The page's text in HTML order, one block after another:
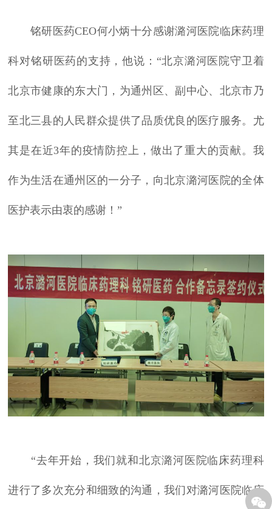
铭研医药CEO何小炳十分感谢潞河医院临床药理
科对铭研医药的支持，他说：“北京潞河医院守卫着
北京市健康的东大门，为通州区、副中心、北京市乃
至北三县的人民群众提供了品质优良的医疗服务。尤
其是在近3年的疫情防控上，做出了重大的贡献。我
作为生活在通州区的一分子，向北京潞河医院的全体
医护表示由衷的感谢！”
“去年开始，我们就和北京潞河医院临床药理科
进行了多次充分和细致的沟通，我们对潞河医院临床